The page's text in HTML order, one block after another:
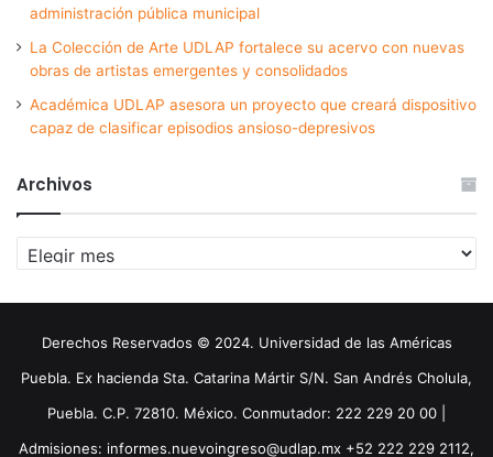
administración pública municipal
La Colección de Arte UDLAP fortalece su acervo con nuevas
obras de artistas emergentes y consolidados
Académica UDLAP asesora un proyecto que creará dispositivo
capaz de clasificar episodios ansioso-depresivos
Archivos
Archivos
Derechos Reservados © 2024. Universidad de las Américas
Puebla. Ex hacienda Sta. Catarina Mártir S/N. San Andrés Cholula,
Puebla. C.P. 72810. México. Conmutador: 222 229 20 00 |
Admisiones: informes.nuevoingreso@udlap.mx +52 222 229 2112,